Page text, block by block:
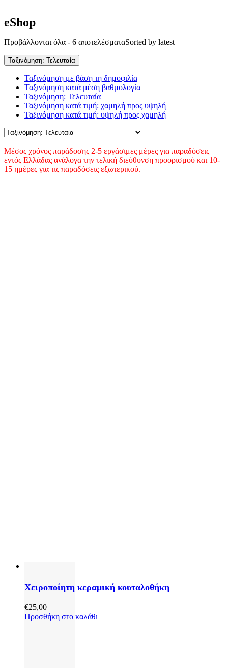
eShop
Προβάλλονται όλα - 6 αποτελέσματαSorted by latest
Ταξινόμηση: Τελευταία
Ταξινόμηση με βάση τη δημοφιλία
Ταξινόμηση κατά μέση βαθμολογία
Ταξινόμηση: Τελευταία
Ταξινόμηση κατά τιμή: χαμηλή προς υψηλή
Ταξινόμηση κατά τιμή: υψηλή προς χαμηλή
Μέσος χρόνος παράδοσης 2-5 εργάσιμες μέρες για παραδόσεις
εντός Ελλάδας ανάλογα την τελική διεύθυνση προορισμού και 10-
15 ημέρες για τις παραδόσεις εξωτερικού.
Χειροποίητη κεραμική κουταλοθήκη
€25,00
Προσθήκη στο καλάθι